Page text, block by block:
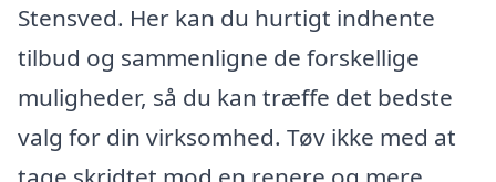
Stensved. Her kan du hurtigt indhente
tilbud og sammenligne de forskellige
muligheder, så du kan træffe det bedste
valg for din virksomhed. Tøv ikke med at